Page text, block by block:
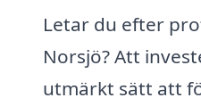
Letar du efter
Norsjö? Att
utmärkt sätt att